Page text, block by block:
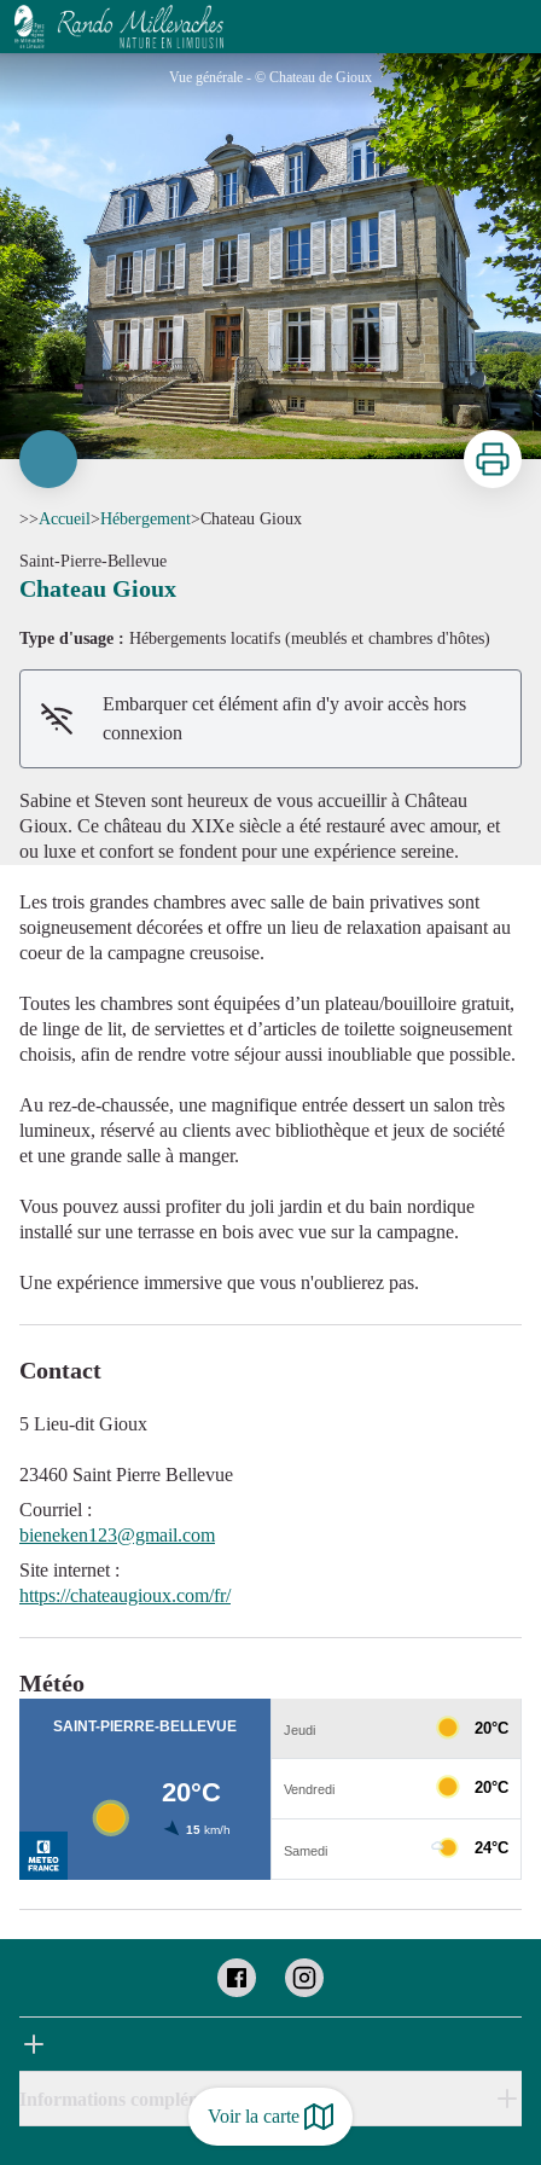
Chateau Gioux
Voir la carte
Vue générale - © Chateau de Gioux
Voir l'image en plein écran
Imprimer
>>Accueil>Hébergement>Chateau Gioux
Saint-Pierre-Bellevue
Chateau Gioux
Type d'usage : Hébergements locatifs (meublés et chambres d'hôtes)
Embarquer cet élément afin d'y avoir accès hors
connexion
Sabine et Steven sont heureux de vous accueillir à Château
Gioux. Ce château du XIXe siècle a été restauré avec amour, et
ou luxe et confort se fondent pour une expérience sereine.
Les trois grandes chambres avec salle de bain privatives sont
soigneusement décorées et offre un lieu de relaxation apaisant au
coeur de la campagne creusoise.
Toutes les chambres sont équipées d’un plateau/bouilloire gratuit,
de linge de lit, de serviettes et d’articles de toilette soigneusement
choisis, afin de rendre votre séjour aussi inoubliable que possible.
Au rez-de-chaussée, une magnifique entrée dessert un salon très
lumineux, réservé au clients avec bibliothèque et jeux de société
et une grande salle à manger.
Vous pouvez aussi profiter du joli jardin et du bain nordique
installé sur une terrasse en bois avec vue sur la campagne.
Une expérience immersive que vous n'oublierez pas.
Contact
5 Lieu-dit Gioux
23460 Saint Pierre Bellevue
Courriel :
bieneken123@gmail.com
Site internet :
https://chateaugioux.com/fr/
Météo
Informations complémentaires